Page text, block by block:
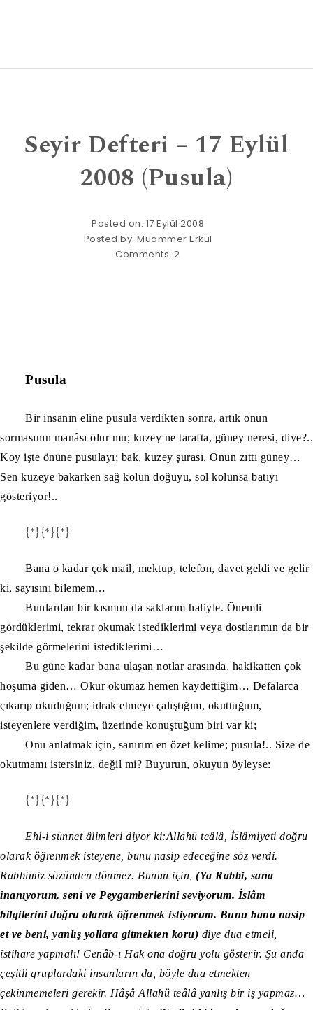
Seyir Defteri – 17 Eylül
2008 (Pusula)
Posted on: 17 Eylül 2008
Posted by: Muammer Erkul
Comments:2
Pusula
Bir insanın eline pusula verdikten sonra, artık onun
sormasının manâsı olur mu; kuzey ne tarafta, güney neresi, diye?..
Koy işte önüne pusulayı; bak, kuzey şurası. Onun zıttı güney…
Sen kuzeye bakarken sağ kolun doğuyu, sol kolunsa batıyı
gösteriyor!..
{*}{*}{*}
Bana o kadar çok mail, mektup, telefon, davet geldi ve gelir
ki, sayısını bilemem…
Bunlardan bir kısmını da saklarım haliyle. Önemli
gördüklerimi, tekrar okumak istediklerimi veya dostlarımın da bir
şekilde görmelerini istediklerimi…
Bu güne kadar bana ulaşan notlar arasında, hakikatten çok
hoşuma giden… Okur okumaz hemen kaydettiğim… Defalarca
çıkarıp okuduğum; idrak etmeye çalıştığım, okuttuğum,
isteyenlere verdiğim, üzerinde konuştuğum biri var ki;
Onu anlatmak için, sanırım en özet kelime; pusula!.. Size de
okutmamı istersiniz, değil mi? Buyurun, okuyun öyleyse:
{*}{*}{*}
Ehl-i sünnet âlimleri diyor ki:Allahü teâlâ, İslâmiyeti doğru
olarak öğrenmek isteyene, bunu nasip edeceğine söz verdi.
Rabbimiz sözünden dönmez. Bunun için, (Ya Rabbi, sana
inanıyorum, seni ve Peygamberlerini seviyorum. İslâm
bilgilerini doğru olarak öğrenmek istiyorum. Bunu bana nasip
et ve beni, yanlış yollara gitmekten koru) diye dua etmeli,
istihare yapmalı! Cenâb-ı Hak ona doğru yolu gösterir. Şu anda
çeşitli gruplardaki insanların da, böyle dua etmekten
çekinmemeleri gerekir. Hâşâ Allahü teâlâ yanlış bir iş yapmaz…